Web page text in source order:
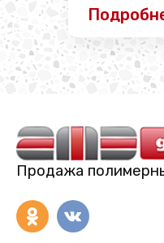
Продажа